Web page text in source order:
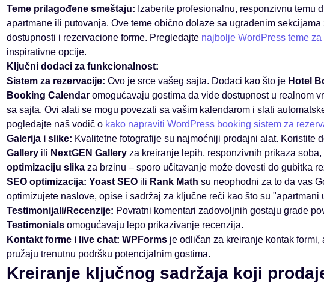
Teme prilagođene smeštaju: Izaberite profesionalnu, responzivnu temu
apartmane ili putovanja. Ove teme obično dolaze sa ugrađenim
dostupnosti i rezervacione forme. Pregledajte najbolje WordPress teme
inspirativne opcije.
Ključni dodaci za funkcionalnost:
Sistem za rezervacije: Ovo je srce vašeg sajta. Dodaci kao što je Hotel
Booking Calendaromogućavaju gostima da vide dostupnost u realnom
sa sajta. Ovi alati se mogu povezati sa vašim kalendarom i slati
pogledajte naš vodič o kako napraviti WordPress booking sistem za
Galerija i slike: Kvalitetne fotografije su najmoćniji prodajni alat. Koristite
Galleryili NextGEN Galleryza kreiranje lepih, responzivnih prikaza
optimizaciju slikaza brzinu – sporo učitavanje može dovesti do gubitka
SEO optimizacija: Yoast SEOili Rank Math su neophodni za to da vas
optimizujete naslove, opise i sadržaj za ključne reči kao što su
Testimonijali/Recenzije: Povratni komentari zadovoljnih gostaju grade
Testimonialsomogućavaju lepo prikazivanje recenzija.
Kontakt forme i live chat: WPFormsje odličan za kreiranje kontak formi,
pružaju trenutnu podršku potencijalnim gostima.
Kreiranje ključnog sadržaja koji